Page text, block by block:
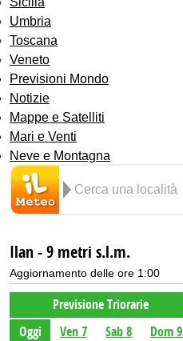
Umbria
Toscana
Veneto
Previsioni Mondo
Notizie
Mappe e Satelliti
Mari e Venti
Neve e Montagna
Ilan - 9 metri s.l.m.
Aggiornamento delle ore 1:00
Previsione Triorarie
Oggi
Ven 7 Sab 8 Dom 9